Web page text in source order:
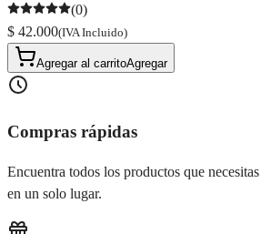
(0)
$ 42.000(IVA Incluido)
Agregar al carritoAgregar
Compras rápidas
Encuentra todos los productos que
en un solo lugar.